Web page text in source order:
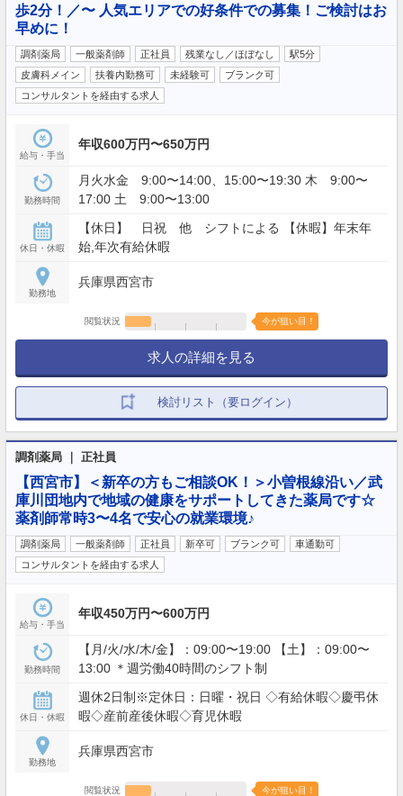
歩2分！／〜 人気エリアでの好条件での募集！ご検討はお
早めに！
調剤薬局 一般薬剤師 正社員 残業なし／ほぼなし
駅5分
皮膚科メイン
扶養内勤務可 未経験可
ブランク可
コンサルタントを経由する求人
給与・手当
年収600万円〜650万円
勤務時間
月火水金 9:00〜14:00、15:00〜19:30 木 9:00〜
17:00 土 9:00〜13:00
休日・休暇
【休日】 日祝 他 シフトによる 【休暇】年末年
始,年次有給休暇
勤務地
兵庫県西宮市
閲覧状況 今が狙い目！
求人の詳細を見る
検討リスト（要ログイン）
調剤薬局 ｜ 正社員
【西宮市】＜新卒の方もご相談OK！＞小曽根線沿い／武
庫川団地内で地域の健康をサポートしてきた薬局です☆
薬剤師常時3〜4名で安心の就業環境♪
調剤薬局 一般薬剤師 正社員 新卒可 ブランク可
車通勤可
コンサルタントを経由する求人
給与・手当
年収450万円〜600万円
勤務時間
【月/火/水/木/金】：09:00〜19:00 【土】：09:00〜
13:00 ＊週労働40時間のシフト制
休日・休暇
週休2日制※定休日：日曜・祝日 ◇有給休暇◇慶弔休
暇◇産前産後休暇◇育児休暇
勤務地
兵庫県西宮市
閲覧状況 今が狙い目！